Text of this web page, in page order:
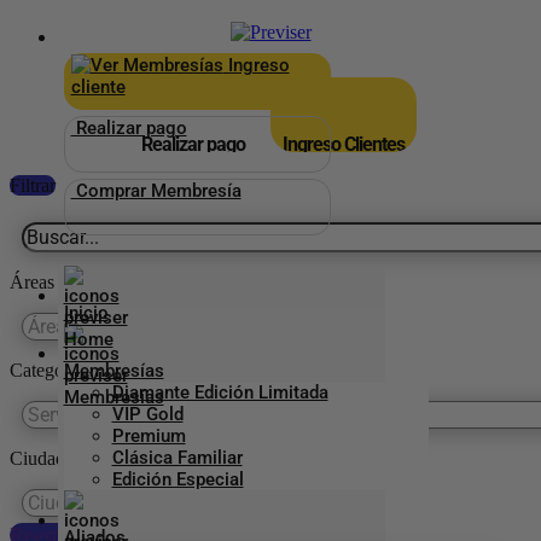
Ingreso
cliente
Realizar pago
Comprar Membresía
Inicio
Membresías
Diamante Edición Limitada
VIP Gold
Premium
Clásica Familiar
Edición Especial
Realizar pago Ingreso Clientes
Filtrar
Áreas
Categorías Previser
Ciudades
Reestablecer preferencias